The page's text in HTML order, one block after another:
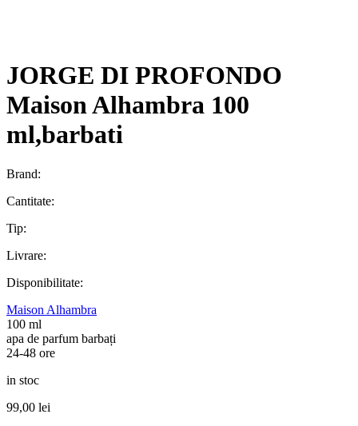
JORGE DI PROFONDO
Maison Alhambra 100
ml,barbati
Brand:
Cantitate:
Tip:
Livrare:
Disponibilitate:
Maison Alhambra
100 ml
apa de parfum barbați
24-48 ore
in stoc
99,00 lei